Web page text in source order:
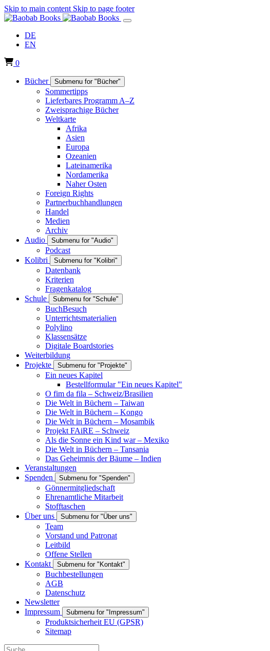
Skip to main content Skip to page footer
DE
EN
0
Bücher Submenu for "Bücher"
Sommertipps
Lieferbares Programm A–Z
Zweisprachige Bücher
Weltkarte
Afrika
Asien
Europa
Ozeanien
Lateinamerika
Nordamerika
Naher Osten
Foreign Rights
Partnerbuchhandlungen
Handel
Medien
Archiv
Audio
Submenu for "Audio"
Podcast
Kolibri
Submenu for "Kolibri"
Datenbank
Kriterien
Fragenkatalog
Schule
Submenu for "Schule"
BuchBesuch
Unterrichtsmaterialien
Polylino
Klassensätze
Digitale Boardstories
Weiterbildung
Projekte
Submenu for "Projekte"
Ein neues Kapitel
Bestellformular "Ein neues Kapitel"
O fim da fila – Schweiz/Brasilien
Die Welt in Büchern – Taiwan
Die Welt in Büchern – Kongo
Die Welt in Büchern – Mosambik
Projekt FAiRE – Schweiz
Als die Sonne ein Kind war – Mexiko
Die Welt in Büchern – Tansania
Das Geheimnis der Bäume – Indien
Veranstaltungen
Spenden
Submenu for "Spenden"
Gönnermitgliedschaft
Ehrenamtliche Mitarbeit
Stofftaschen
Über uns
Submenu for "Über uns"
Team
Vorstand und Patronat
Leitbild
Offene Stellen
Kontakt
Submenu for "Kontakt"
Buchbestellungen
AGB
Datenschutz
Newsletter
Impressum
Submenu for "Impressum"
Produktsicherheit EU (GPSR)
Sitemap